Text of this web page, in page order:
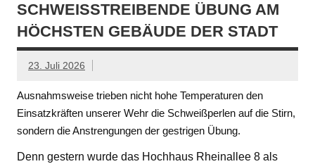
SCHWEISSTREIBENDE ÜBUNG AM H
ÖCHSTEN GEBÄUDE DER STADT
23. Juli 2026
Ausnahmsweise trieben nicht hohe Temperaturen den
Einsatzkräften unserer Wehr die Schweißperlen auf die Stirn,
sondern die Anstrengungen der gestrigen Übung.
Denn gestern wurde das Hochhaus Rheinallee 8 als